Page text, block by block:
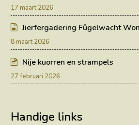
17 maart 2026
Jierfergadering Fûgelwacht
8 maart 2026
Nije kuorren en strampels
27 februari 2026
Handige links